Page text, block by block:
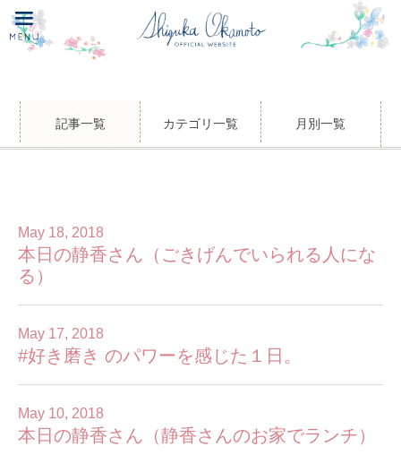
記事一覧 カテゴリ一覧 月別一覧
May 18, 2018
本日の静香さん（ごきげんでいられる人にな
る）
May 17, 2018
#好き磨き のパワーを感じた１日。
May 10, 2018
本日の静香さん（静香さんのお家でランチ）